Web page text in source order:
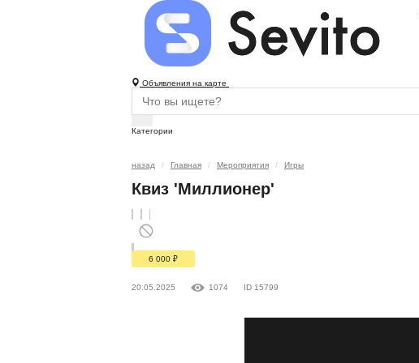
Объявления на карте
Категории
назад Главная Мероприятия Игры
Квиз 'Миллионер'
6 000 ₽
20.05.2025 1074 ID 15799